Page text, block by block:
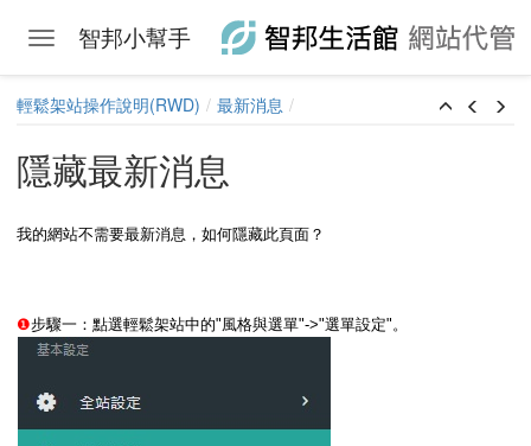
Toggle navigation
智邦小幫手
輕鬆架站操作說明(RWD) 最新消息
隱藏最新消息
我的網站不需要最新消息，如何隱藏此頁面？
❶步驟一：點選輕鬆架站中的"風格與選單"->"選單設定"。